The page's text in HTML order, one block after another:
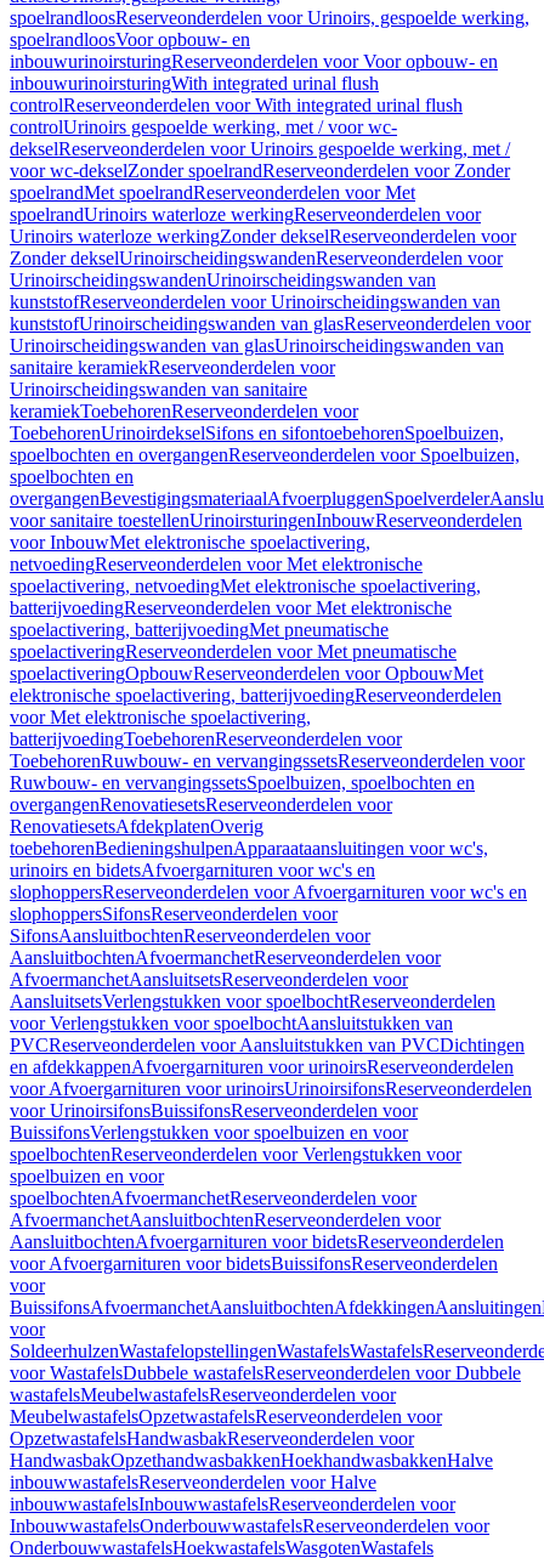
spoelrandloosReserveonderdelen voor Urinoirs, gespoelde werking,
spoelrandloosVoor opbouw- en
inbouwurinoirsturingReserveonderdelen voor Voor opbouw- en
inbouwurinoirsturingWith integrated urinal flush
controlReserveonderdelen voor With integrated urinal flush
controlUrinoirs gespoelde werking, met / voor wc-
dekselReserveonderdelen voor Urinoirs gespoelde werking, met /
voor wc-dekselZonder spoelrandReserveonderdelen voor Zonder
spoelrandMet spoelrandReserveonderdelen voor Met
spoelrandUrinoirs waterloze werkingReserveonderdelen voor
Urinoirs waterloze werkingZonder dekselReserveonderdelen voor
Zonder dekselUrinoirscheidingswandenReserveonderdelen voor
UrinoirscheidingswandenUrinoirscheidingswanden van
kunststofReserveonderdelen voor Urinoirscheidingswanden van
kunststofUrinoirscheidingswanden van glasReserveonderdelen voor
Urinoirscheidingswanden van glasUrinoirscheidingswanden van
sanitaire keramiekReserveonderdelen voor
Urinoirscheidingswanden van sanitaire
keramiekToebehorenReserveonderdelen voor
ToebehorenUrinoirdekselSifons en sifontoebehorenSpoelbuizen,
spoelbochten en overgangenReserveonderdelen voor Spoelbuizen,
spoelbochten en
overgangenBevestigingsmateriaalAfvoerpluggenSpoelverdeler
voor sanitaire toestellenUrinoirsturingenInbouwReserveonderdelen
voor InbouwMet elektronische spoelactivering,
netvoedingReserveonderdelen voor Met elektronische
spoelactivering, netvoedingMet elektronische spoelactivering,
batterijvoedingReserveonderdelen voor Met elektronische
spoelactivering, batterijvoedingMet pneumatische
spoelactiveringReserveonderdelen voor Met pneumatische
spoelactiveringOpbouwReserveonderdelen voor OpbouwMet
elektronische spoelactivering, batterijvoedingReserveonderdelen
voor Met elektronische spoelactivering,
batterijvoedingToebehorenReserveonderdelen voor
ToebehorenRuwbouw- en vervangingssetsReserveonderdelen voor
Ruwbouw- en vervangingssetsSpoelbuizen, spoelbochten en
overgangenRenovatiesetsReserveonderdelen voor
RenovatiesetsAfdekplatenOverig
toebehorenBedieningshulpenApparaataansluitingen voor wc's,
urinoirs en bidetsAfvoergarnituren voor wc's en
slophoppersReserveonderdelen voor Afvoergarnituren voor wc's en
slophoppersSifonsReserveonderdelen voor
SifonsAansluitbochtenReserveonderdelen voor
AansluitbochtenAfvoermanchetReserveonderdelen voor
AfvoermanchetAansluitsetsReserveonderdelen voor
AansluitsetsVerlengstukken voor spoelbochtReserveonderdelen
voor Verlengstukken voor spoelbochtAansluitstukken van
PVCReserveonderdelen voor Aansluitstukken van PVCDichtingen
en afdekkappenAfvoergarnituren voor urinoirsReserveonderdelen
voor Afvoergarnituren voor urinoirsUrinoirsifonsReserveonderdelen
voor UrinoirsifonsBuissifonsReserveonderdelen voor
BuissifonsVerlengstukken voor spoelbuizen en voor
spoelbochtenReserveonderdelen voor Verlengstukken voor
spoelbuizen en voor
spoelbochtenAfvoermanchetReserveonderdelen voor
AfvoermanchetAansluitbochtenReserveonderdelen voor
AansluitbochtenAfvoergarnituren voor bidetsReserveonderdelen
voor Afvoergarnituren voor bidetsBuissifonsReserveonderdelen
voor
BuissifonsAfvoermanchetAansluitbochtenAfdekkingenAansluitingen
voor
SoldeerhulzenWastafelopstellingenWastafelsWastafels
voor WastafelsDubbele wastafelsReserveonderdelen voor Dubbele
wastafelsMeubelwastafelsReserveonderdelen voor
MeubelwastafelsOpzetwastafelsReserveonderdelen voor
OpzetwastafelsHandwasbakReserveonderdelen voor
HandwasbakOpzethandwasbakkenHoekhandwasbakkenHalve
inbouwwastafelsReserveonderdelen voor Halve
inbouwwastafelsInbouwwastafelsReserveonderdelen voor
InbouwwastafelsOnderbouwwastafelsReserveonderdelen voor
OnderbouwwastafelsHoekwastafelsWasgotenWastafels